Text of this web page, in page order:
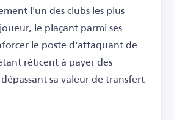
l'un des clubs les plus
le plaçant parmi ses
le poste d'attaquant de
réticent à payer des
sa valeur de transfert